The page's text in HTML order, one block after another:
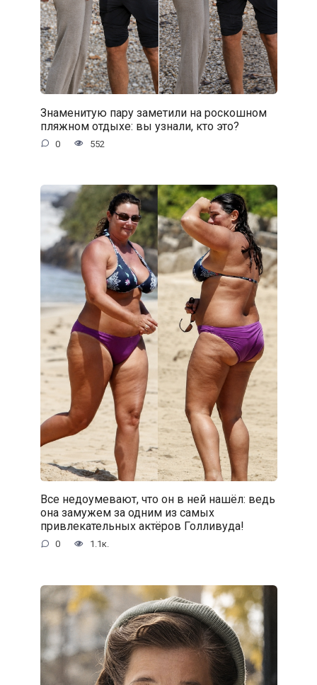
Знаменитую пару заметили на роскошном
пляжном отдыхе: вы узнали, кто это?
0 552
Все недоумевают, что он в ней нашёл: ведь
она замужем за одним из самых
привлекательных актёров Голливуда!
0 1.1к.